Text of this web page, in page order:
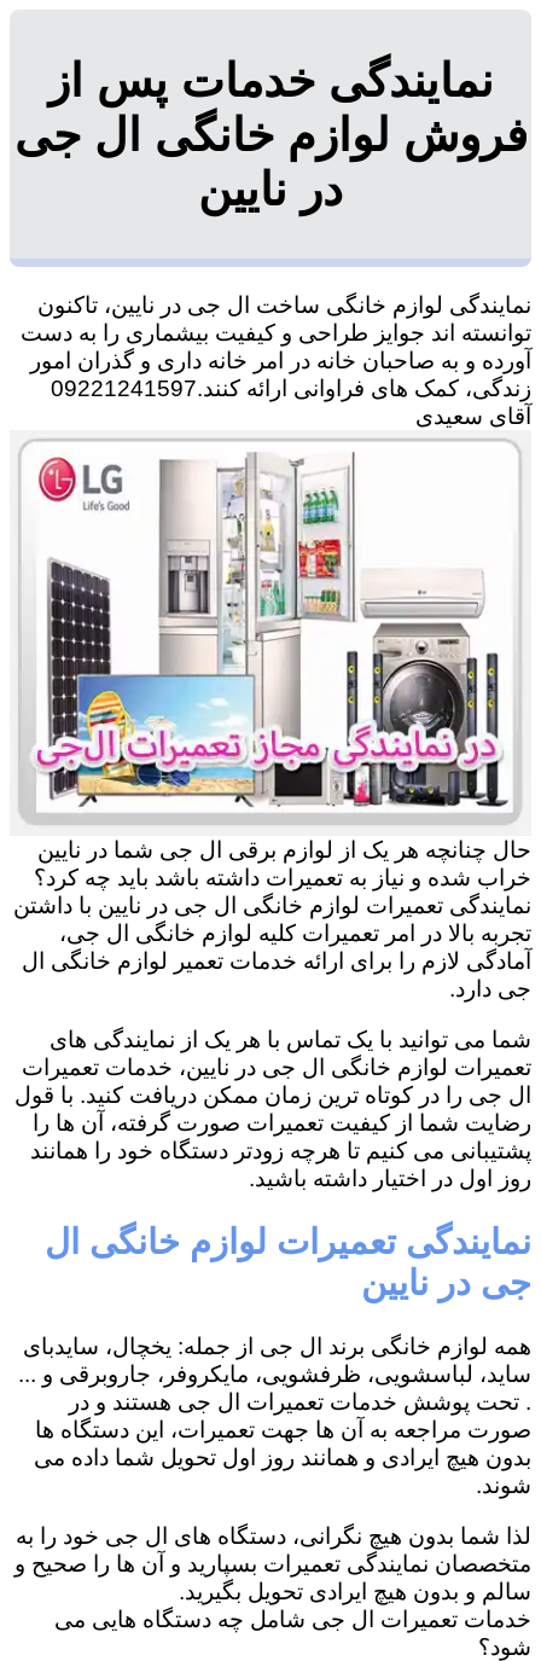
نمایندگی خدمات پس از
فروش لوازم خانگی ال جی
در نایین
نمایندگی لوازم خانگی ساخت ال جی در نایین، تاکنون
توانسته اند جوایز طراحی و کیفیت بیشماری را به دست
آورده و به صاحبان خانه در امر خانه داری و گذران امور
زندگی، کمک های فراوانی ارائه کنند.09221241597
آقای سعیدی
حال چنانچه هر یک از لوازم برقی ال جی شما در نایین
خراب شده و نیاز به تعمیرات داشته باشد باید چه کرد؟
نمایندگی تعمیرات لوازم خانگی ال جی در نایین با داشتن
تجربه بالا در امر تعمیرات کلیه لوازم خانگی ال جی،
آمادگی لازم را برای ارائه خدمات تعمیر لوازم خانگی ال
جی دارد.
شما می توانید با یک تماس با هر یک از نمایندگی های
تعمیرات لوازم خانگی ال جی در نایین، خدمات تعمیرات
ال جی را در کوتاه ترین زمان ممکن دریافت کنید. با قول
رضایت شما از کیفیت تعمیرات صورت گرفته، آن ها را
پشتیبانی می کنیم تا هرچه زودتر دستگاه خود را همانند
روز اول در اختیار داشته باشید.
نمایندگی تعمیرات لوازم خانگی ال
جی در نایین
همه لوازم خانگی برند ال جی از جمله: یخچال، سایدبای
ساید، لباسشویی، ظرفشویی، مایکروفر، جاروبرقی و ...
. تحت پوشش خدمات تعمیرات ال جی هستند و در
صورت مراجعه به آن ها جهت تعمیرات، این دستگاه ها
بدون هیچ ایرادی و همانند روز اول تحویل شما داده می
شوند.
لذا شما بدون هیچ نگرانی، دستگاه های ال جی خود را به
متخصصان نمایندگی تعمیرات بسپارید و آن ها را صحیح و
سالم و بدون هیچ ایرادی تحویل بگیرید.
خدمات تعمیرات ال جی شامل چه دستگاه هایی می
شود؟